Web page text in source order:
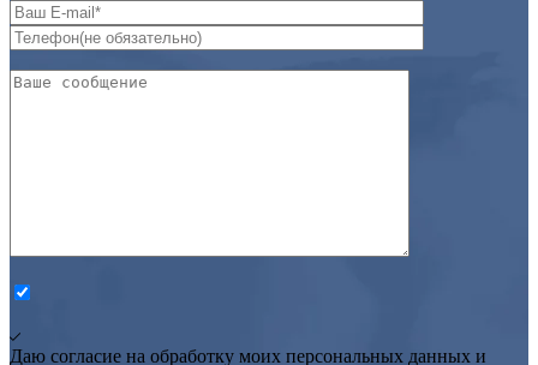
Даю согласие на обработку моих персональных данных и